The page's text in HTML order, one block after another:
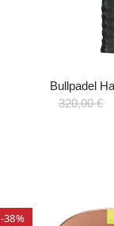
Bullpadel
320,00 €
-38%